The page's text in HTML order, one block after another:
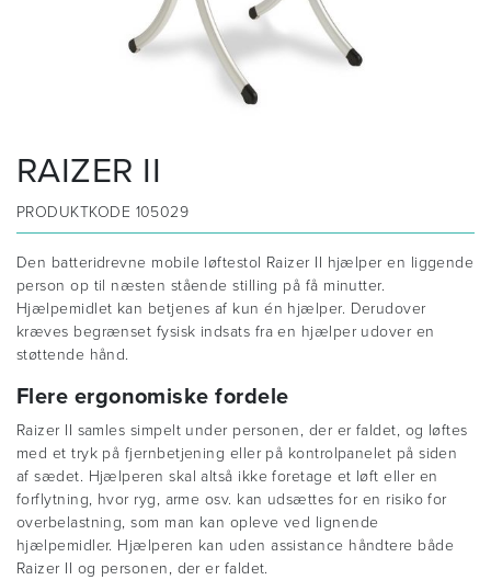
RAIZER II
PRODUKTKODE 105029
Den batteridrevne mobile løftestol Raizer II hjælper en liggende
person op til næsten stående stilling på få minutter.
Hjælpemidlet kan betjenes af kun én hjælper. Derudover
kræves begrænset fysisk indsats fra en hjælper udover en
støttende hånd.
Flere ergonomiske fordele
Raizer II samles simpelt under personen, der er faldet, og løftes
med et tryk på fjernbetjening eller på kontrolpanelet på siden
af sædet. Hjælperen skal altså ikke foretage et løft eller en
forflytning, hvor ryg, arme osv. kan udsættes for en risiko for
overbelastning, som man kan opleve ved lignende
hjælpemidler. Hjælperen kan uden assistance håndtere både
Raizer II og personen, der er faldet.